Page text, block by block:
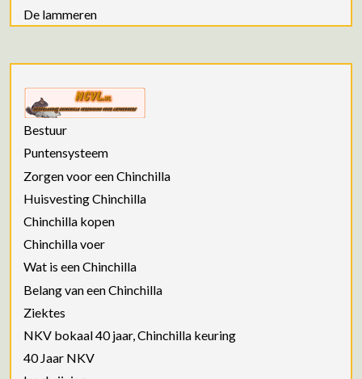
De lammeren
Bestuur
Puntensysteem
Zorgen voor een Chinchilla
Huisvesting Chinchilla
Chinchilla kopen
Chinchilla voer
Wat is een Chinchilla
Belang van een Chinchilla
Ziektes
NKV bokaal 40 jaar, Chinchilla keuring
40 Jaar NKV